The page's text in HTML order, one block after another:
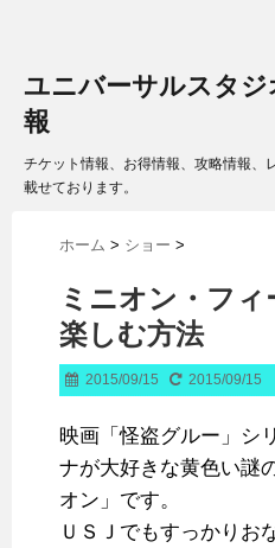
ユニバーサルスタ
報
チケット情報、お得情報、攻略情報、
載せております。
ホーム > ショー >
ミニオン・フ
楽しむ方法
2015/09/15 2015/09/15
映画「怪盗グルー」シ
ナが大好きな黄色い謎
オン」です。
ＵＳＪでもすっかりお